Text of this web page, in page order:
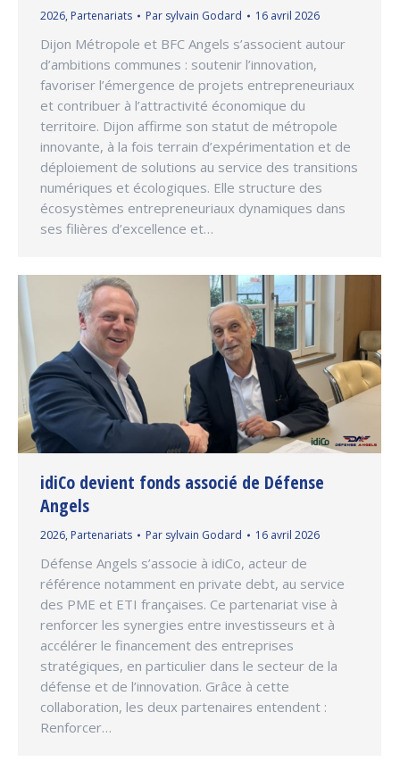
2026, Partenariats Par sylvain Godard 16 avril 2026
Dijon Métropole et BFC Angels s’associent autour
d’ambitions communes : soutenir l’innovation,
favoriser l’émergence de projets entrepreneuriaux
et contribuer à l’attractivité économique du
territoire. Dijon affirme son statut de métropole
innovante, à la fois terrain d’expérimentation et de
déploiement de solutions au service des transitions
numériques et écologiques. Elle structure des
écosystèmes entrepreneuriaux dynamiques dans
ses filières d’excellence et…
idiCo devient fonds associé de Défense
Angels
2026, Partenariats Par sylvain Godard 16 avril 2026
Défense Angels s’associe à idiCo, acteur de
référence notamment en private debt, au service
des PME et ETI françaises. Ce partenariat vise à
renforcer les synergies entre investisseurs et à
accélérer le financement des entreprises
stratégiques, en particulier dans le secteur de la
défense et de l’innovation. Grâce à cette
collaboration, les deux partenaires entendent :
Renforcer…